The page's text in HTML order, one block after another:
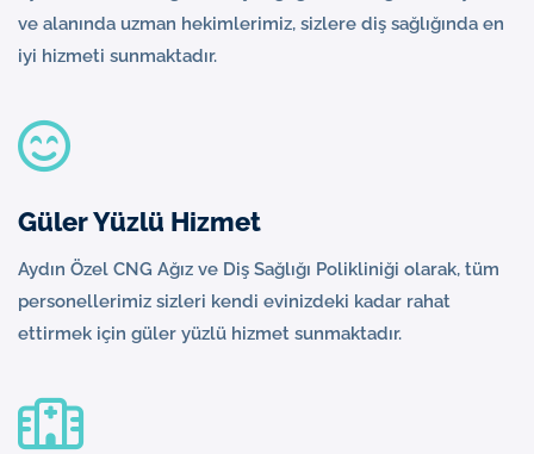
ve alanında uzman hekimlerimiz, sizlere diş sağlığında en
iyi hizmeti sunmaktadır.
Güler Yüzlü Hizmet
Aydın Özel CNG Ağız ve Diş Sağlığı Polikliniği olarak, tüm
personellerimiz sizleri kendi evinizdeki kadar rahat
ettirmek için güler yüzlü hizmet sunmaktadır.